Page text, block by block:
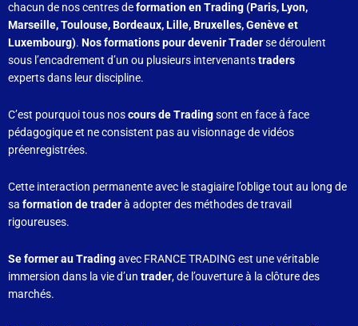
chacun de nos centres deformation en Trading (Paris, Lyon,
Marseille, Toulouse, Bordeaux, Lille, Bruxelles, Genève et
Luxembourg). Nos formations pour devenir Traderse déroulent
sous l’encadrement d’un ou plusieurs intervenantstraders
experts dans leur discipline.
C’est pourquoi tous noscours de Tradingsont en face à face
pédagogique et ne consistent pas au visionnage de vidéos
préenregistrées.
Cette interaction permanente avec le stagiaire l’oblige tout au long de
sa formation de traderà adopter des méthodes de travail
rigoureuses.
Se former au Tradingavec FRANCE TRADING est une véritable
immersion dans la vie d’un trader, de l’ouverture à la clôture des
marchés.